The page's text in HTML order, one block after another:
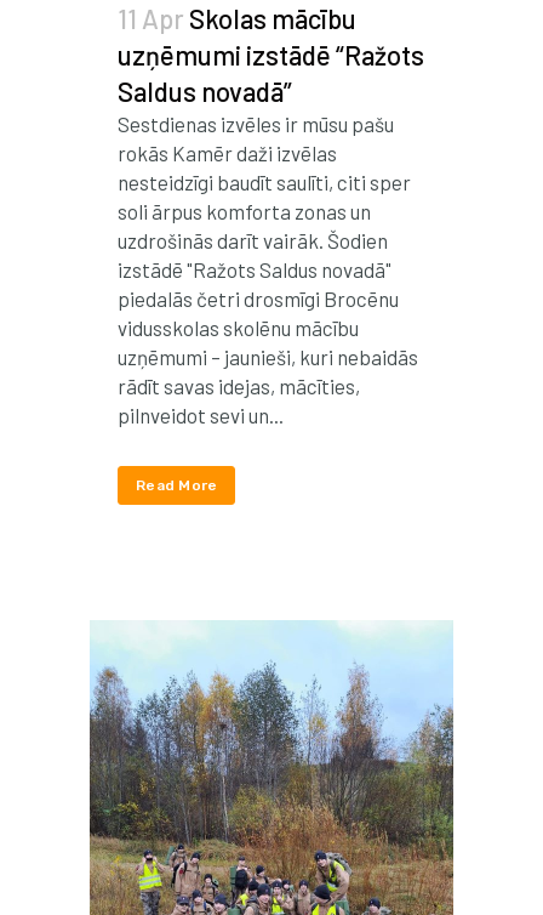
11 Apr Skolas mācību
uzņēmumi izstādē “Ražots
Saldus novadā”
Sestdienas izvēles ir mūsu pašu
rokās Kamēr daži izvēlas
nesteidzīgi baudīt saulīti, citi sper
soli ārpus komforta zonas un
uzdrošinās darīt vairāk. Šodien
izstādē "Ražots Saldus novadā"
piedalās četri drosmīgi Brocēnu
vidusskolas skolēnu mācību
uzņēmumi – jaunieši, kuri nebaidās
rādīt savas idejas, mācīties,
pilnveidot sevi un...
Read More